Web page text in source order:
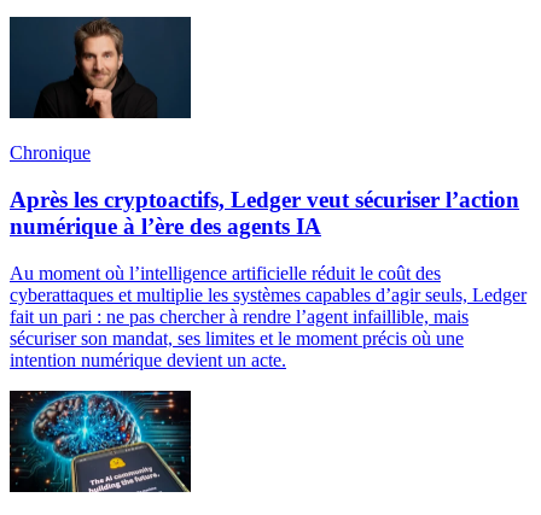
Chronique
Après les cryptoactifs, Ledger veut sécuriser l’action
numérique à l’ère des agents IA
Au moment où l’intelligence artificielle réduit le coût des
cyberattaques et multiplie les systèmes capables d’agir seuls, Ledger
fait un pari : ne pas chercher à rendre l’agent infaillible, mais
sécuriser son mandat, ses limites et le moment précis où une
intention numérique devient un acte.